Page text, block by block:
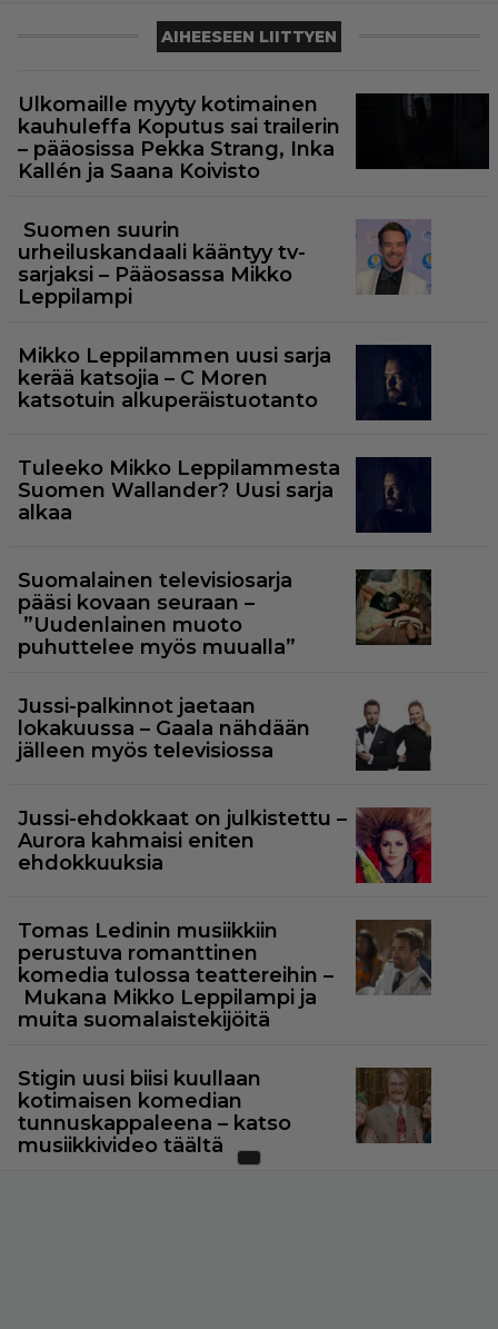
AIHEESEEN LIITTYEN
Ulkomaille myyty kotimainen
kauhuleffa Koputus sai trailerin
– pääosissa Pekka Strang, Inka
Kallén ja Saana Koivisto
Suomen suurin
urheiluskandaali kääntyy tv-
sarjaksi – Pääosassa Mikko
Leppilampi
Mikko Leppilammen uusi sarja
kerää katsojia – C Moren
katsotuin alkuperäistuotanto
Tuleeko Mikko Leppilammesta
Suomen Wallander? Uusi sarja
alkaa
Suomalainen televisiosarja
pääsi kovaan seuraan –
”Uudenlainen muoto
puhuttelee myös muualla”
Jussi-palkinnot jaetaan
lokakuussa – Gaala nähdään
jälleen myös televisiossa
Jussi-ehdokkaat on julkistettu –
Aurora kahmaisi eniten
ehdokkuuksia
Tomas Ledinin musiikkiin
perustuva romanttinen
komedia tulossa teattereihin –
Mukana Mikko Leppilampi ja
muita suomalaistekijöitä
Stigin uusi biisi kuullaan
kotimaisen komedian
tunnuskappaleena – katso
musiikkivideo täältä